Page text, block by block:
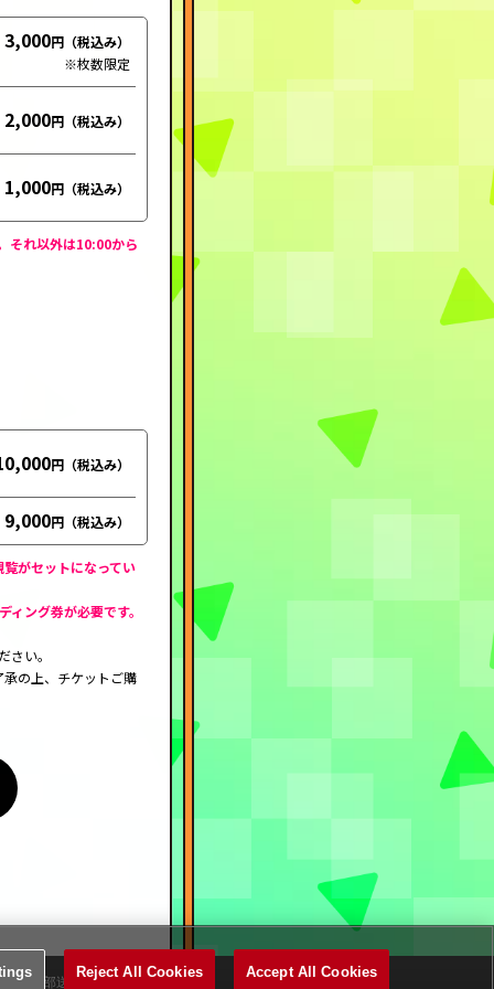
3,000
※枚数限定
2,000
1,000
それ以外は10:00から
9,000
がセットになってい
ング券が必要です。
い。
の上、チケットご購
外部送信について
Reject All Cookies Accept All Cookies